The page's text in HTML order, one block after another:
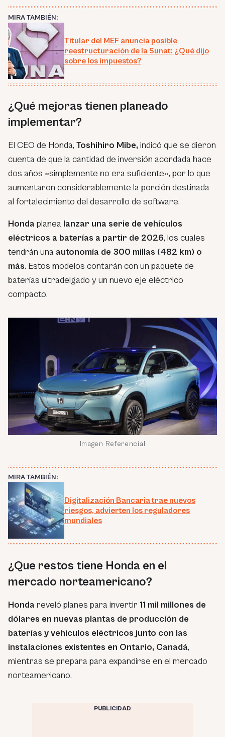
MIRA TAMBIÉN:
Titular del MEF anuncia posible
reestructuración de la Sunat: ¿Qué dijo
sobre los impuestos?
¿Qué mejoras tienen planeado
implementar?
El CEO de Honda, Toshihiro Mibe, indicó que se dieron
cuenta de que la cantidad de inversión acordada hace
dos años «simplemente no era suficiente«, por lo que
aumentaron considerablemente la porción destinada
al fortalecimiento del desarrollo de software.
Honda planea lanzar una serie de vehículos
eléctricos a baterías a partir de 2026, los cuales
tendrán una autonomía de 300 millas (482 km) o
más. Estos modelos contarán con un paquete de
baterías ultradelgado y un nuevo eje eléctrico
compacto.
Imagen Referencial
MIRA TAMBIÉN:
Digitalización Bancaria trae nuevos
riesgos, advierten los reguladores
mundiales
¿Que restos tiene Honda en el
mercado norteamericano?
Honda reveló planes para invertir 11 mil millones de
dólares en nuevas plantas de producción de
baterías y vehículos eléctricos junto con las
instalaciones existentes en Ontario, Canadá,
mientras se prepara para expandirse en el mercado
norteamericano.
PUBLICIDAD